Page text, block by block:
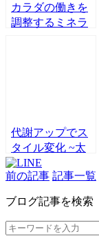
カラダの働きを
調整するミネラ
代謝アップでス
タイル変化 ~太
らない冷えない
カラダへ~
前の記事 記事一覧
ブログ記事を検索